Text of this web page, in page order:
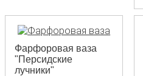
Фарфоровая ваза
"Персидские
лучники"